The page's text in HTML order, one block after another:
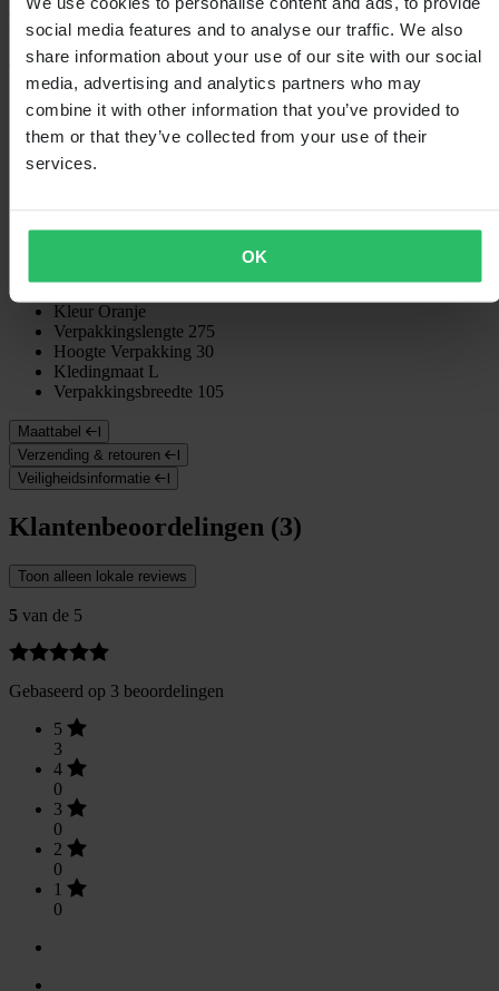
social media features and to analyse our traffic. We also
share information about your use of our site with our social
media, advertising and analytics partners who may
combine it with other information that you’ve provided to
them or that they’ve collected from your use of their
services.
OK
Beschrijving
Crosstrui Shot Devo
Kenmerken:
• Anatomische snit voor optimale bewegingsvrijheid.
• Kraag met lycrapaneel voor optimaal comfort.
• Met gaas afgewerkte pols.
Kleur Oranje
Verpakkingslengte 275
Hoogte Verpakking 30
Kledingmaat L
Verpakkingsbreedte 105
Maattabel
Verzending & retouren
Veiligheidsinformatie
Klantenbeoordelingen (3)
Toon alleen lokale reviews
5 van de 5
Gebaseerd op 3 beoordelingen
5
3
4
0
3
0
2
0
1
0